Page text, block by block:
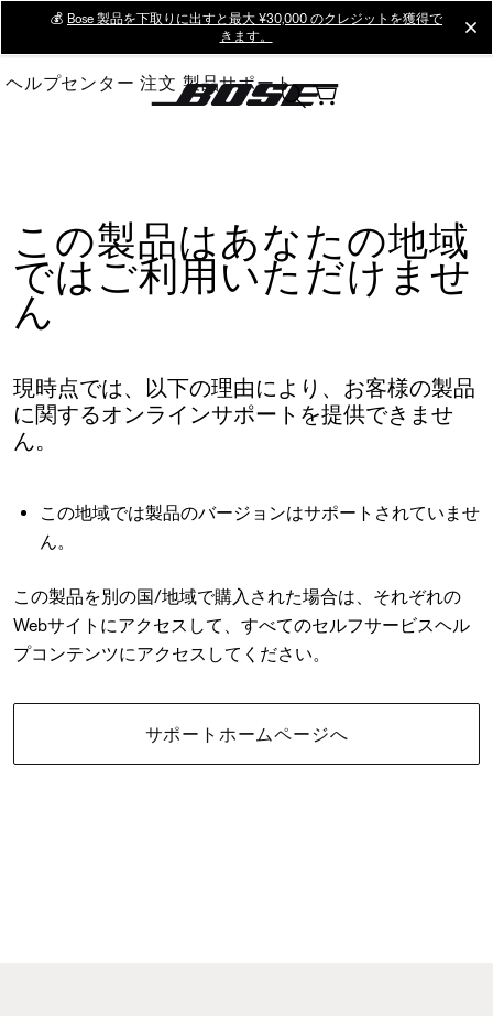
Main
💰 Bose 製品を下取りに出すと最大 ¥30,000 のクレジットを獲得で
きます。
ヘルプセンター 注文 製品サポート
この製品はあなたの地域
ではご利用いただけませ
ん
現時点では、以下の理由により、お客様の製品
に関するオンラインサポートを提供できませ
ん。
この地域では製品のバージョンはサポートされていませ
ん。
この製品を別の国/地域で購入された場合は、それぞれの
Webサイトにアクセスして、すべてのセルフサービスヘル
プコンテンツにアクセスしてください。
サポートホームページへ